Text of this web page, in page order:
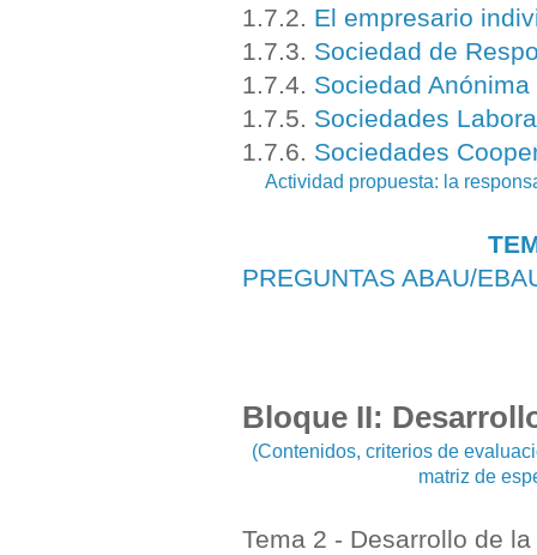
1.7.2. El empresario
1.7.3. Sociedad de
1.7.4. Sociedad
1.7.5. Sociedades
1.7.6. Sociedades
Actividad propuesta: la
PREGUNTAS ABAU/
Bloque II:
(Contenidos, criterios de
matriz de
Tema 2 - Desarrollo de